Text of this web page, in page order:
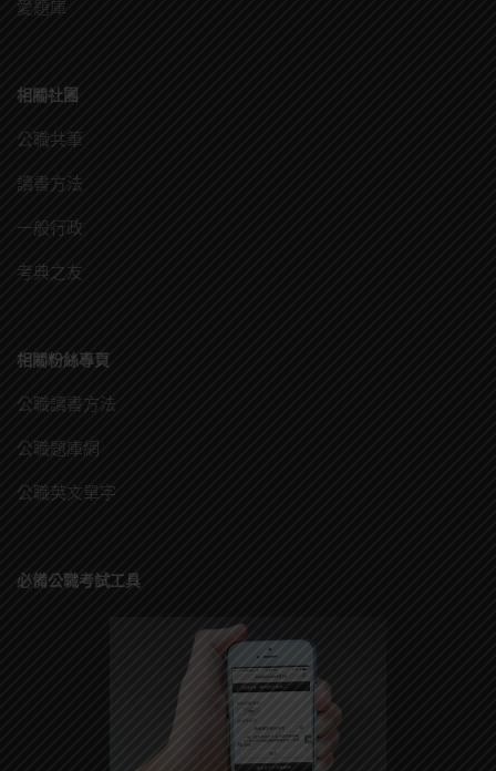
愛題庫
相關社團
公職共筆
讀書方法
一般行政
考典之友
相關粉絲專頁
公職讀書方法
公職題庫網
公職英文單字
必備公職考試工具